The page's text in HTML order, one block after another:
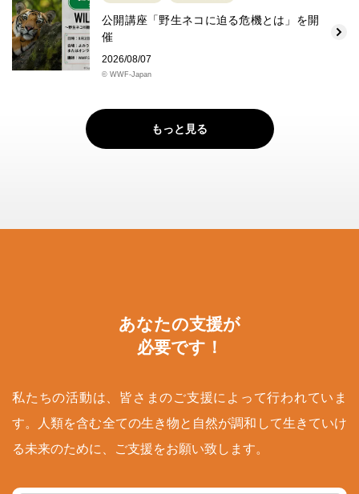
公開講座「野生ネコに迫る危機とは」を開
催
2026/08/07
© WWF-Japan
もっと見る
あなたの支援が
必要です！
私たちの活動は、皆さまのご支援によって行われていま
す。人類を含む全ての生き物と自然が調和して生きていけ
る未来のために、ご支援をお願い致します。